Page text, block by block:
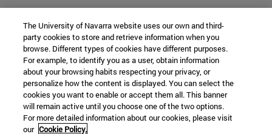
The University of Navarra website uses our own and third-
party cookies to store and retrieve information when you
browse. Different types of cookies have different purposes.
For example, to identify you as a user, obtain information
about your browsing habits respecting your privacy, or
personalize how the content is displayed. You can select the
cookies you want to enable or accept them all. This banner
will remain active until you choose one of the two options.
For more detailed information about our cookies, please visit
our Cookie Policy.